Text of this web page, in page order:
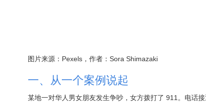
图片来源：Pexels，作者：Sora Shimazaki
一、从一个案例说起
某地一对华人男女朋友发生争吵，女方拨打了 911。电话接